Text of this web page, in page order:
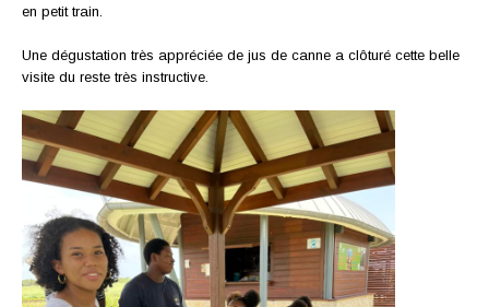
en petit train.
Une dégustation très appréciée de jus de canne a clôturé cette belle
visite du reste très instructive.